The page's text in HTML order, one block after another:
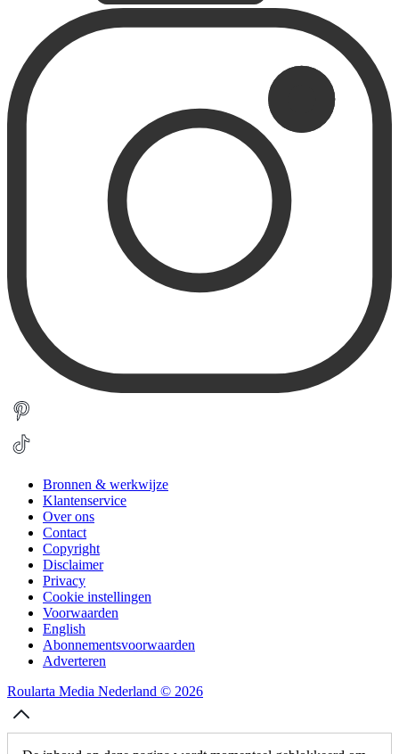
Bronnen & werkwijze
Klantenservice
Over ons
Contact
Copyright
Disclaimer
Privacy
Cookie instellingen
Voorwaarden
English
Abonnementsvoorwaarden
Adverteren
Roularta Media Nederland © 2026